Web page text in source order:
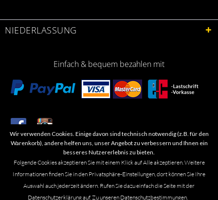
NIEDERLASSUNG
Einfach & bequem bezahlen mit
​Letzte Aktualisierung: 06.2026
Marken- oder Warenzeichen werden in der Regel nicht als solche kenntlich
Wir verwenden Cookies. Einige davon sind technisch notwendig (z.B. für den
Warenkorb), andere helfen uns, unser Angebot zu verbessern und Ihnen ein
besseres Nutzererlebnis zu bieten.
Folgende Cookies akzeptieren Sie mit einem Klick auf Alle akzeptieren. Weitere
Informationen finden Sie in den Privatsphäre-Einstellungen, dort können Sie Ihre
Auswahl auch jederzeit ändern. Rufen Sie dazu einfach die Seite mit der
Datenschutzerklärung auf.Zu unseren Datenschutzbestimmungen.